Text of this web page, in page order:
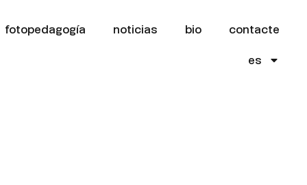
fotopedagogía noticias bio contacte
es